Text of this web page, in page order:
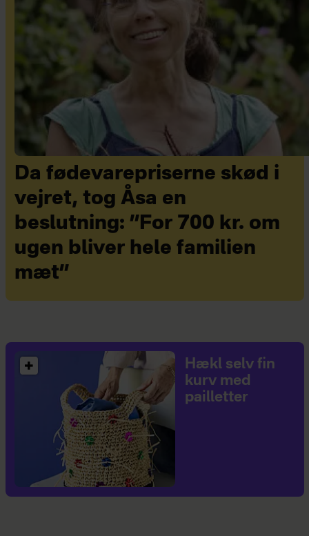
Da fødevarepriserne skød i
vejret, tog Åsa en
beslutning: ”For 700 kr. om
ugen bliver hele familien
mæt”
Hækl selv fin
kurv med
pailletter